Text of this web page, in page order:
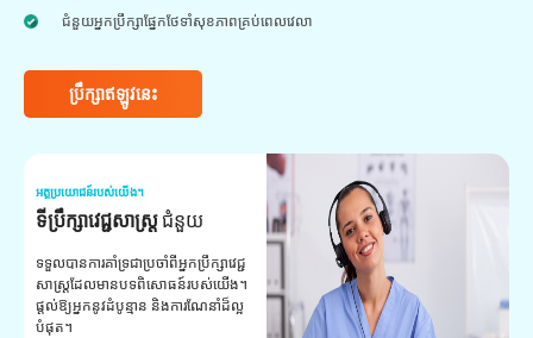
ជំនួយអ្នកប្រឹក្សាផ្នែកថែទាំសុខភាពគ្រប់ពេលវេលា
ប្រឹក្សាឥឡូវនេះ
អត្ថប្រយោជន៍របស់យើង។
ទីប្រឹក្សាវេជ្ជសាស្ត្រជំនួយ
ទទួលបានការគាំទ្រជាប្រចាំពីអ្នកប្រឹក្សាវេជ្ជ
សាស្ត្រដែលមានបទពិសោធន៍របស់យើង។
ផ្តល់ឱ្យអ្នកនូវដំបូន្មាន និងការណែនាំដ៏ល្អ
បំផុត។